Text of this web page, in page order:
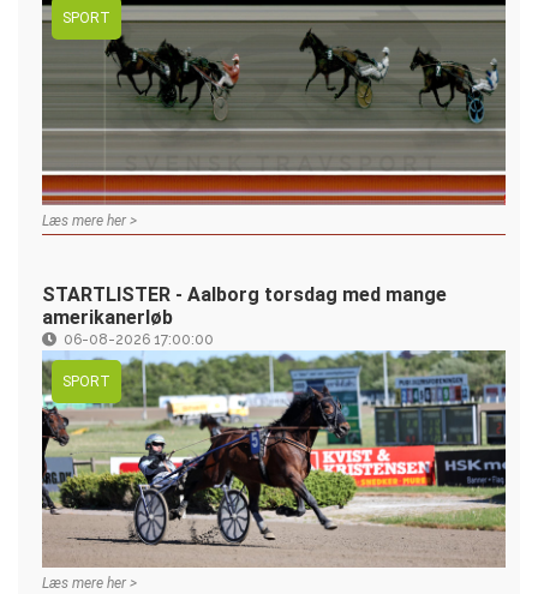
SPORT
Læs mere her >
STARTLISTER - Aalborg torsdag med mange
amerikanerløb
06-08-2026 17:00:00
SPORT
Læs mere her >